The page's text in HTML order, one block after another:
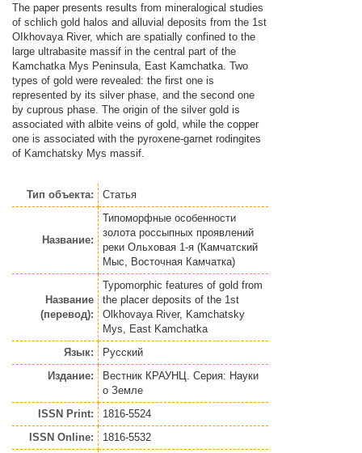
The paper presents results from mineralogical studies
of schlich gold halos and alluvial deposits from the 1st
OIkhovaya River, which are spatially confined to the
large ultrabasite massif in the central part of the
Kamchatka Mys Peninsula, East Kamchatka. Two
types of gold were revealed: the first one is
represented by its silver phase, and the second one
by cuprous phase. The origin of the silver gold is
associated with albite veins of gold, while the copper
one is associated with the pyroxene-garnet rodingites
of Kamchatsky Mys massif.
Тип объекта: Статья
Название:
Типоморфные особенности
золота россыпных проявлений
реки Ольховая 1-я (Камчатский
Мыс, Восточная Камчатка)
Название
(перевод):
Typomorphic features of gold from
the placer deposits of the 1st
Olkhovaya River, Kamchatsky
Mys, East Kamchatka
Язык:
Русский
Издание:
Вестник КРАУНЦ. Серия: Науки
о Земле
ISSN Print:
1816-5524
ISSN Online:
1816-5532